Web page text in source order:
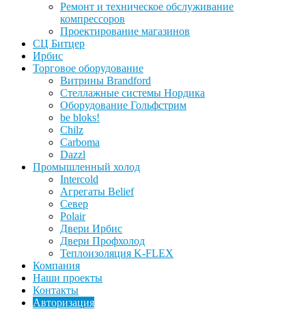
Ремонт и техническое обслуживание
компрессоров
Проектирование магазинов
СЦ Битцер
Ирбис
Торговое оборудование
Витрины Brandford
Стеллажные системы Нордика
Оборудование Гольфстрим
be bloks!
Chilz
Carboma
Dazzl
Промышленный холод
Intercold
Агрегаты Belief
Север
Polair
Двери Ирбис
Двери Профхолод
Теплоизоляция K-FLEX
Компания
Наши проекты
Контакты
Авторизация